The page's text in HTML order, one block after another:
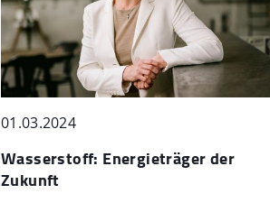
01.03.2024
Wasserstoff: Energieträger der
Zukunft